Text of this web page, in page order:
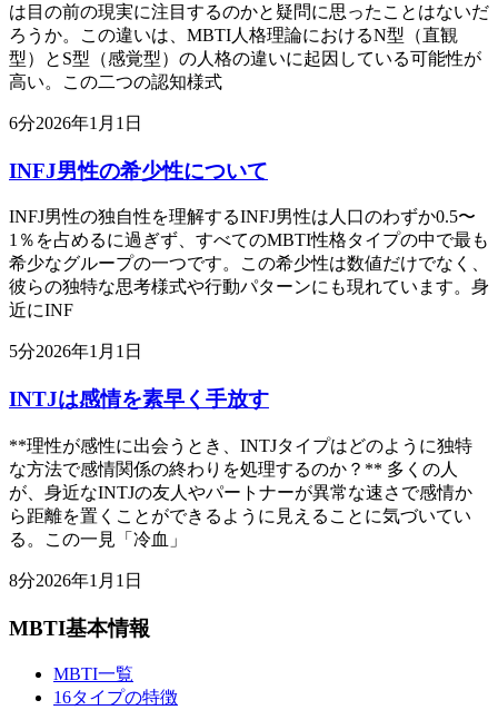
は目の前の現実に注目するのかと疑問に思ったことはないだ
ろうか。この違いは、MBTI人格理論におけるN型（直観
型）とS型（感覚型）の人格の違いに起因している可能性が
高い。この二つの認知様式
6分2026年1月1日
INFJ男性の希少性について
INFJ男性の独自性を理解するINFJ男性は人口のわずか0.5〜
1％を占めるに過ぎず、すべてのMBTI性格タイプの中で最も
希少なグループの一つです。この希少性は数値だけでなく、
彼らの独特な思考様式や行動パターンにも現れています。身
近にINF
5分2026年1月1日
INTJは感情を素早く手放す
**理性が感性に出会うとき、INTJタイプはどのように独特
な方法で感情関係の終わりを処理するのか？** 多くの人
が、身近なINTJの友人やパートナーが異常な速さで感情か
ら距離を置くことができるように見えることに気づいてい
る。この一見「冷血」
8分2026年1月1日
MBTI基本情報
MBTI一覧
16タイプの特徴